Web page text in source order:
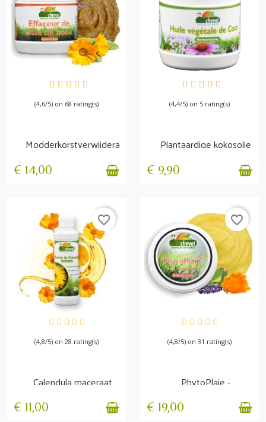
BESCHIKBAAR
(4,6/5) on 68 rating(s)
Modderkorstverwijderaar
- Hygiëne en...
€ 14,00
BESCHIKBAAR
(4,4/5) on 5 rating(s)
Plantaardige kokosolie
- Manen, huid,...
€ 9,90
BESCHIKBAAR
favorite_border
(4,8/5) on 28 rating(s)
Calendula maceraat
Irritatie en jeuk
€ 11,00
BESCHIKBAAR
favorite_border
(4,8/5) on 31 rating(s)
PhytoPlaie -
Regenererende
€ 19,00